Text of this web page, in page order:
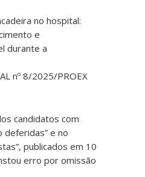
no hospital:
e
durante a
nº 8/2025/PROEX
candidatos com
deferidas” e no
publicados em 10
erro por omissão